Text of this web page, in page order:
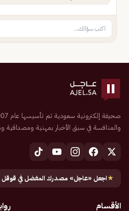
والمنافسة في سبق الأخبار بمهنية ومصداقية
★اجعل «عاجل» مصدرك المفضل في قوقل
الأقسام